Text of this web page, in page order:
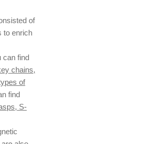
of
to enrich
can find
chains,
of
find
S-